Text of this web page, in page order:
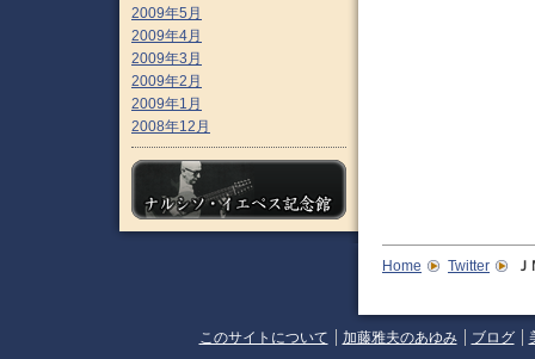
2009年5月
2009年4月
2009年3月
2009年2月
2009年1月
2008年12月
Home Twitter
このサイトについて 加藤雅夫のあゆみ ブログ